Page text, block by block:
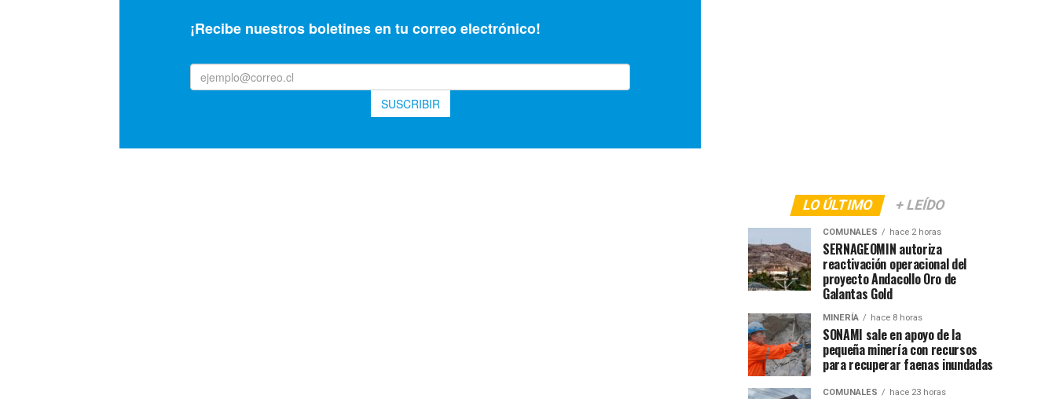
LO ÚLTIMO + LEÍDO
COMUNALES hace 2 horas
SERNAGEOMIN autoriza
reactivación operacional del
proyecto Andacollo Oro de
Galantas Gold
MINERÍA hace 8 horas
SONAMI sale en apoyo de la
pequeña minería con recursos
para recuperar faenas inundadas
COMUNALES hace 23 horas